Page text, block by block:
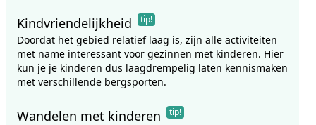
Kindvriendelijkheid tip!
Doordat het gebied relatief laag is, zijn alle activiteiten
met name interessant voor gezinnen met kinderen. Hier
kun je je kinderen dus laagdrempelig laten kennismaken
met verschillende bergsporten.
Wandelen met kinderen tip!